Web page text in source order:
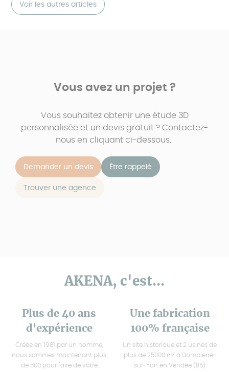
Voir les autres articles
Vous avez un projet ?
Vous souhaitez obtenir une étude 3D
personnalisée et un devis gratuit ? Contactez-
nous en cliquant ci-dessous.
Demander un devis Être rappelé
Trouver une agence
AKENA, c'est...
Plus de 40 ans
d'expérience
Créée en 1981 par un homme,
nous sommes maintenant plus
de 500 pour faire de votre
Une fabrication
100% française
Un site historique et 2 usines de
plus de 25000 m² à Dompierre-
sur-Yon en Vendée (85)